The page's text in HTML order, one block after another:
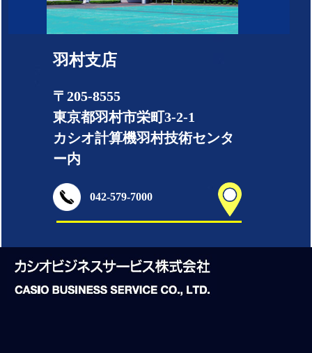
羽村支店
〒205-8555
東京都羽村市栄町3-2-1
カシオ計算機羽村技術センタ
ー内
042-579-7000